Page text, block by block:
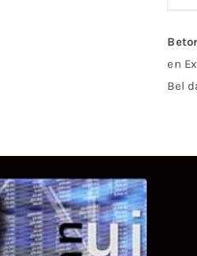
en
Bel
VAN EXECUTIE
fragmenten van de